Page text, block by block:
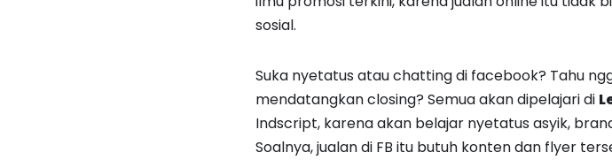
sosial.
Suka nyetatus atau chatting di facebook? Tahu
mendatangkan closing? Semua akan dipelajari di
Indscript, karena akan belajar nyetatus asyik,
Soalnya, jualan di FB itu butuh konten dan flyer